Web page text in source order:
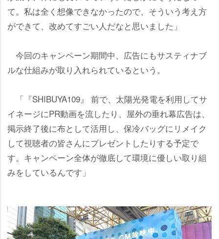
て。私は全く想像できなかったので、そういう考え方
ができて、改めてすごい人だなと思いました」
今回のキャンペーン期間中、広告にもサスティナブ
ルな仕組みが取り入れられているという。
「『SHIBUYA109』 前で、太陽光発電を利用してサ
イネージにPR動画を流したり、屋外の垂れ幕広告は、
掲示終了後に布として活用し、保冷バッグにリメイク
して視聴者の皆さんにプレゼントしたりする予定で
す。キャンペーン全体が徹底して環境に優しい取り組
みをしているんです」